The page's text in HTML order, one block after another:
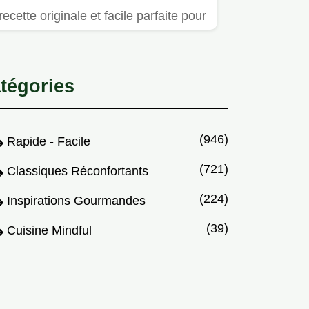
originale et facile parfaite pour
Rapide - Facile (946)
Classiques Réconfortants (721)
Inspirations Gourmandes (224)
Cuisine Mindful (39)